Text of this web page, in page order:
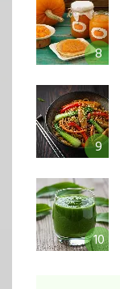
8
9
10